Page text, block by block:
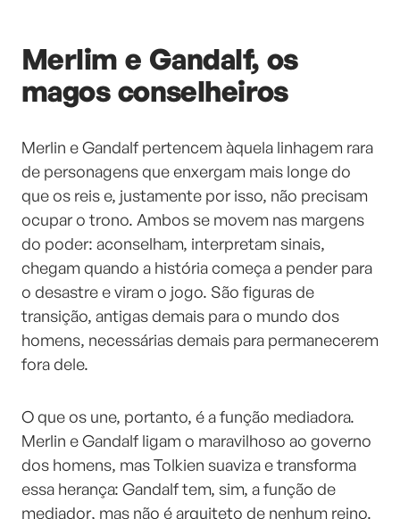
Merlim e Gandalf, os
magos conselheiros
Merlin e Gandalf pertencem àquela linhagem rara
de personagens que enxergam mais longe do
que os reis e, justamente por isso, não precisam
ocupar o trono. Ambos se movem nas margens
do poder: aconselham, interpretam sinais,
chegam quando a história começa a pender para
o desastre e viram o jogo. São figuras de
transição, antigas demais para o mundo dos
homens, necessárias demais para permanecerem
fora dele.
O que os une, portanto, é a função mediadora.
Merlin e Gandalf ligam o maravilhoso ao governo
dos homens, mas Tolkien suaviza e transforma
essa herança: Gandalf tem, sim, a função de
mediador, mas não é arquiteto de nenhum reino.